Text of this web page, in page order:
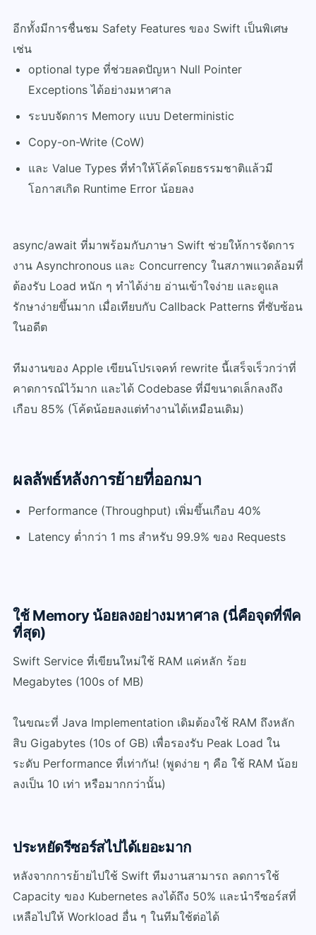
อีกทั้งมีการชื่นชม Safety Features ของ Swift เป็นพิเศษ
เช่น
optional type ที่ช่วยลดปัญหา Null Pointer
Exceptions ได้อย่างมหาศาล
ระบบจัดการ Memory แบบ Deterministic
Copy-on-Write (CoW)
และ Value Types ที่ทำให้โค้ดโดยธรรมชาติแล้วมี
โอกาสเกิด Runtime Error น้อยลง
async/await ที่มาพร้อมกับภาษา Swift ช่วยให้การจัดการ
งาน Asynchronous และ Concurrency ในสภาพแวดล้อมที่
ต้องรับ Load หนัก ๆ ทำได้ง่าย อ่านเข้าใจง่าย และดูแล
รักษาง่ายขึ้นมาก เมื่อเทียบกับ Callback Patterns ที่ซับซ้อน
ในอดีต
ทีมงานของ Apple เขียนโปรเจคท์ rewrite นี้เสร็จเร็วกว่าที่
คาดการณ์ไว้มาก และได้ Codebase ที่มีขนาดเล็กลงถึง
เกือบ 85% (โค้ดน้อยลงแต่ทำงานได้เหมือนเดิม)
ผลลัพธ์หลังการย้ายที่ออกมา
Performance (Throughput) เพิ่มขึ้นเกือบ 40%
Latency ต่ำกว่า 1 ms สำหรับ 99.9% ของ Requests
ใช้ Memory น้อยลงอย่างมหาศาล (นี่คือจุดที่พีค
ที่สุด)
Swift Service ที่เขียนใหม่ใช้ RAM แค่หลัก ร้อย
Megabytes (100s of MB)
ในขณะที่ Java Implementation เดิมต้องใช้ RAM ถึงหลัก
สิบ Gigabytes (10s of GB) เพื่อรองรับ Peak Load ใน
ระดับ Performance ที่เท่ากัน! (พูดง่าย ๆ คือ ใช้ RAM น้อย
ลงเป็น 10 เท่า หรือมากกว่านั้น)
ประหยัดรีซอร์สไปได้เยอะมาก
หลังจากการย้ายไปใช้ Swift ทีมงานสามารถ ลดการใช้
Capacity ของ Kubernetes ลงได้ถึง 50% และนำรีซอร์สที่
เหลือไปให้ Workload อื่น ๆ ในทีมใช้ต่อได้